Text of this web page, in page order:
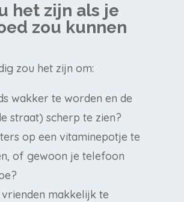
het zijn als je
zou kunnen
zou het zijn om:
wakker te worden en de
straat) scherp te zien?
op een vitaminepotje te
of gewoon je telefoon
vrienden makkelijk te